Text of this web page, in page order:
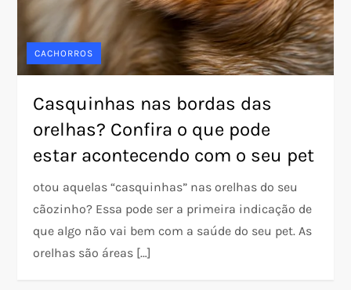
CACHORROS
Casquinhas nas bordas das
orelhas? Confira o que pode
estar acontecendo com o seu pet
otou aquelas “casquinhas” nas orelhas do seu
cãozinho? Essa pode ser a primeira indicação de
que algo não vai bem com a saúde do seu pet. As
orelhas são áreas […]